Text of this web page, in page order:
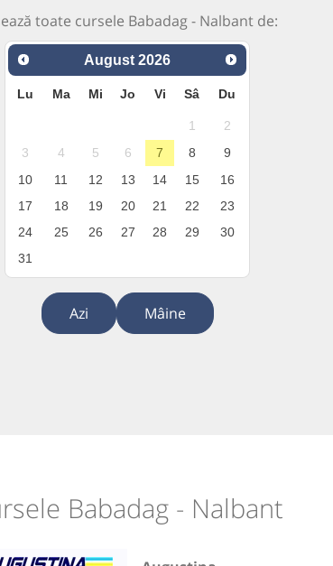
toate cursele Babadag - Nalbant de:
August 2026
Lu Ma Mi Jo Vi Sâ Du
1
2
3
4 5 6 7 8
9
10
11 12 13 14 15
16
17
18 19 20 21 22
23
24
25 26 27 28 29
30
31
Azi Mâine
Babadag - Nalbant